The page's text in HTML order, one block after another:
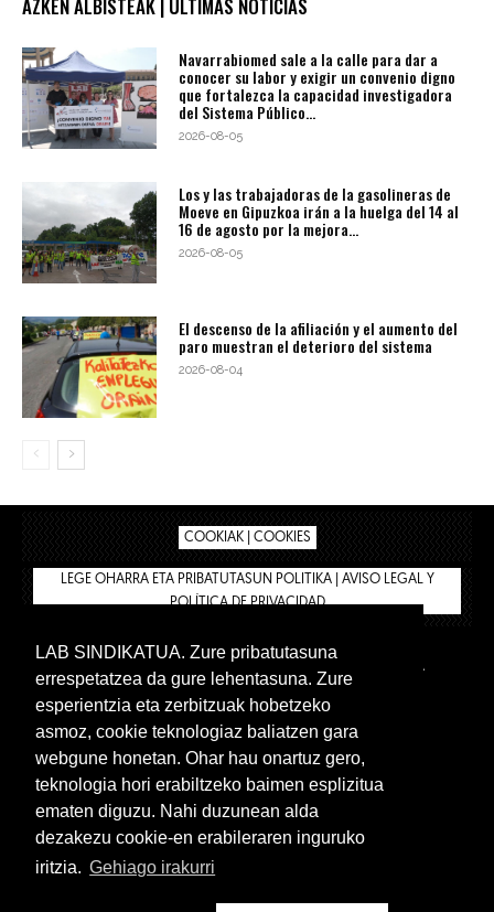
AZKEN ALBISTEAK | ÚLTIMAS NOTICIAS
Navarrabiomed sale a la calle para dar a
conocer su labor y exigir un convenio digno
que fortalezca la capacidad investigadora
del Sistema Público...
2026-08-05
Los y las trabajadoras de la gasolineras de
Moeve en Gipuzkoa irán a la huelga del 14 al
16 de agosto por la mejora...
2026-08-05
El descenso de la afiliación y el aumento del
paro muestran el deterioro del sistema
2026-08-04
COOKIAK | COOKIES
LEGE OHARRA ETA PRIBATUTASUN POLITIKA | AVISO LEGAL Y
POLÍTICA DE PRIVACIDAD
BIZILAN.EUS
TIENDA
INTRANET 🔑
Euskera Castellano
www.lab.eus
LAB SINDIKATUA. Zure pribatutasuna
errespetatzea da gure lehentasuna. Zure
esperientzia eta zerbitzuak hobetzeko
asmoz, cookie teknologiaz baliatzen gara
webgune honetan. Ohar hau onartuz gero,
teknologia hori erabiltzeko baimen esplizitua
ematen diguzu. Nahi duzunean alda
dezakezu cookie-en erabileraren inguruko
iritzia. Gehiago irakurri